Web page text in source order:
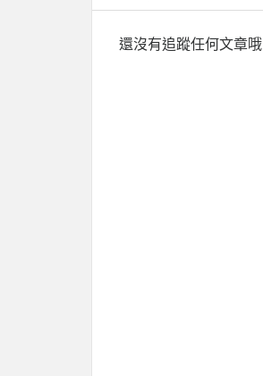
還沒有追蹤任何文章哦